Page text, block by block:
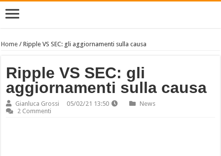
Home /Ripple VS SEC: gli aggiornamenti sulla causa
Ripple VS SEC: gli
aggiornamenti sulla causa
Gianluca Grossi 05/02/21 13:50
News
2 Commenti